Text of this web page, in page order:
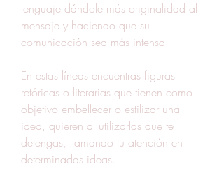
lenguaje dándole más originalidad al
mensaje y haciendo que su
comunicación sea más intensa.
En estas líneas encuentras figuras
retóricas o literarias que tienen como
objetivo embellecer o estilizar una
idea, quieren al utilizarlas que te
detengas, llamando tu atención en
determinadas ideas.